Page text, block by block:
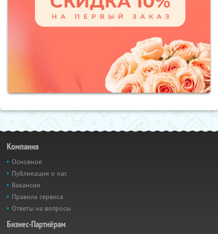
Компания
Основное
Публикации о нас
Вакансии
Правила сервиса
Ответы на вопросы
Бизнес-Партнёрам